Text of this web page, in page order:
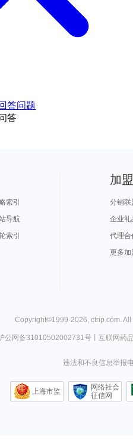
答问题
答
索引
导航
索引
加
分销联
企业礼
代理合
更多加
Copyright©1999-2026, ctrip.com.
公网备31010502002731号丨 互联网药
违法和不良信息举报
上海市监
网络社会
征信网